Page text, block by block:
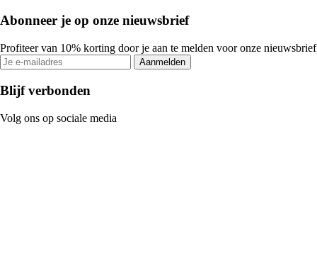
Abonneer je op onze nieuwsbrief
Profiteer van 10% korting door je aan te melden voor onze nieuwsbrief
Aanmelden
Blijf verbonden
Volg ons op sociale media